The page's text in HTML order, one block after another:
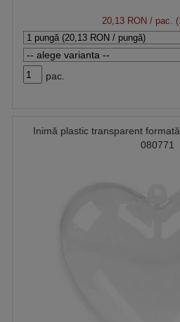
20,13 RON/ pac.
pac.
Inimă plastic transparent
080771